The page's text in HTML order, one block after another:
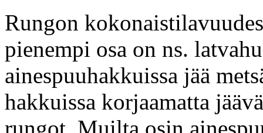
Rungon
pienempi osa on ns.
ainespuuhakkuissa jää
hakkuissa korjaamatta